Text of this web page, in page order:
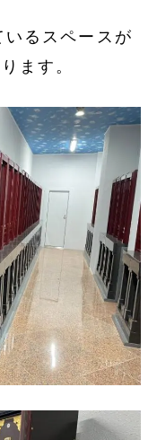
るスペースが
ます。